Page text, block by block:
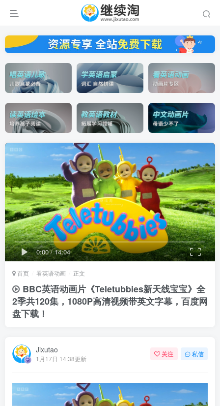
0:00/14:04
首页 看英语动画 正文
BBC英语动画片《Teletubbies新天线宝宝》全
2季共120集，1080P高清视频带英文字幕，百度网
盘下载！
Jixutao
1月17日 14:38更新
关注 私信